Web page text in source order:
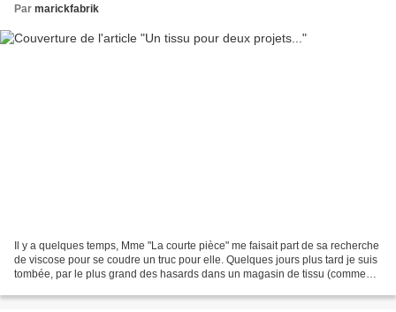
Par marickfabrik
Il y a quelques temps, Mme "La courte pièce" me faisait part de sa recherche
de viscose pour se coudre un truc pour elle. Quelques jours plus tard je suis
tombée, par le plus grand des hasards dans un magasin de tissu (comment